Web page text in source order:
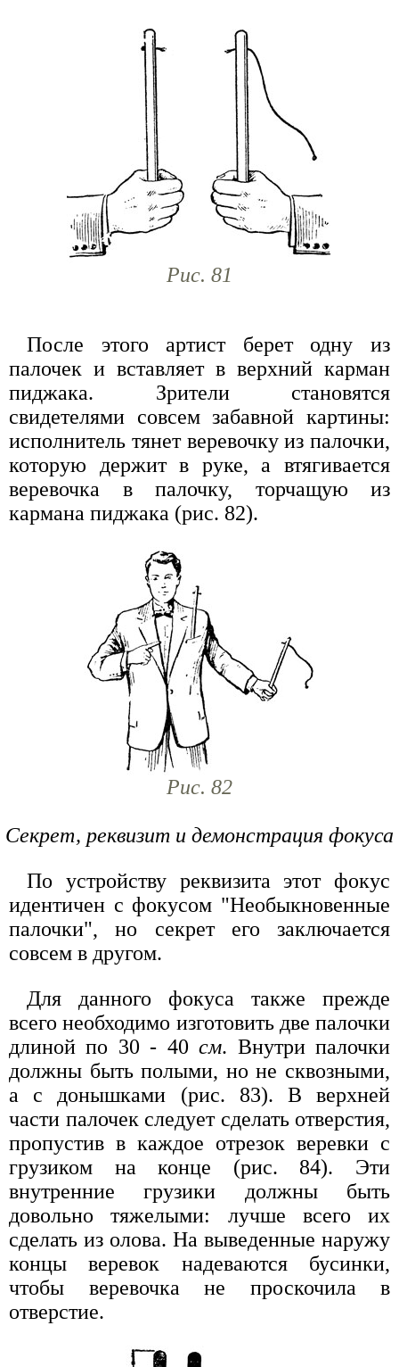
Рис. 81
После этого артист берет одну из
палочек и вставляет в верхний карман
пиджака. Зрители становятся
свидетелями совсем забавной картины:
исполнитель тянет веревочку из палочки,
которую держит в руке, а втягивается
веревочка в палочку, торчащую из
кармана пиджака (рис. 82).
Рис. 82
Секрет, реквизит и демонстрация фокуса
По устройству реквизита этот фокус
идентичен с фокусом "Необыкновенные
палочки", но секрет его заключается
совсем в другом.
Для данного фокуса также прежде
всего необходимо изготовить две палочки
длиной по 30 - 40см. Внутри палочки
должны быть полыми, но не сквозными,
а с донышками (рис. 83). В верхней
части палочек следует сделать отверстия,
пропустив в каждое отрезок веревки с
грузиком на конце (рис. 84). Эти
внутренние грузики должны быть
довольно тяжелыми: лучше всего их
сделать из олова. На выведенные наружу
концы веревок надеваются бусинки,
чтобы веревочка не проскочила в
отверстие.